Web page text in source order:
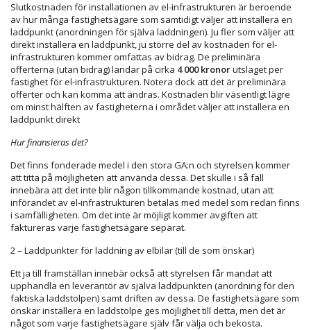
Slutkostnaden för installationen av el-infrastrukturen är beroende
av hur många fastighetsägare som samtidigt väljer att installera en
laddpunkt (anordningen för själva laddningen). Ju fler som väljer att
direkt installera en laddpunkt, ju större del av kostnaden för el-
infrastrukturen kommer omfattas av bidrag. De preliminära
offerterna (utan bidrag) landar på cirka 4 000 kronorutslaget per
fastighet för el-infrastrukturen. Notera dock att det är preliminära
offerter och kan komma att ändras. Kostnaden blir väsentligt lägre
om minst hälften av fastigheterna i området väljer att installera en
laddpunkt direkt
Hur finansieras det?
Det finns fonderade medel i den stora GA:n och styrelsen kommer
att titta på möjligheten att använda dessa. Det skulle i så fall
innebära att det inte blir någon tillkommande kostnad, utan att
införandet av el-infrastrukturen betalas med medel som redan finns
i samfälligheten. Om det inte är möjligt kommer avgiften att
faktureras varje fastighetsägare separat.
2 – Laddpunkter för laddning av elbilar (till de som önskar)
Ett ja till framställan innebär också att styrelsen får mandat att
upphandla en leverantör av själva laddpunkten (anordning för den
faktiska laddstolpen) samt driften av dessa. De fastighetsägare som
önskar installera en laddstolpe ges möjlighet till detta, men det är
något som varje fastighetsägare själv får välja och bekosta.